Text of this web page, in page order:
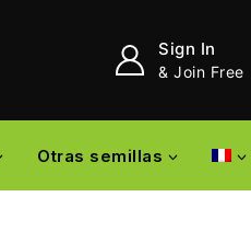
Sign In
& Join Free
Otras semillas